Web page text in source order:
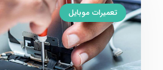
تعمیرات موبایل